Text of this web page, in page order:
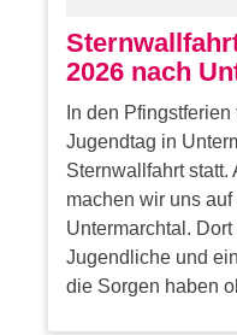
2026 nach
In den
Jugendtag in
Sternwallfahrt statt.
machen wir uns
Untermarchtal.
Jugendliche und
die Sorgen haben